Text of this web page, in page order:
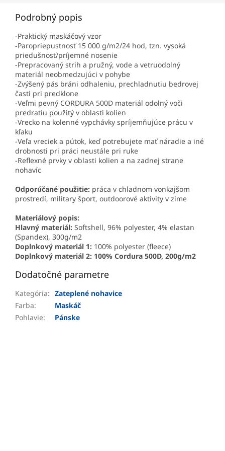
Podrobný popis
-Praktický maskáčový vzor
-Paropriepustnosť 15 000 g/m2/24 hod, tzn. vysoká
priedušnosť/príjemné nosenie
-Prepracovaný strih a pružný, vode a vetruodolný
materiál neobmedzujúci v pohybe
-Zvýšený pás bráni odhaleniu, prechladnutiu bedrovej
časti pri predklone
-Veľmi pevný CORDURA 500D materiál odolný voči
predratiu použitý v oblasti kolien
-Vrecko na kolenné vypchávky spríjemňujúce prácu v
kľaku
-Veľa vreciek a pútok, keď potrebujete mať náradie a iné
drobnosti pri práci neustále pri ruke
-Reflexné prvky v oblasti kolien a na zadnej strane
nohavíc
Odporúčané použitie: práca v chladnom vonkajšom
prostredí, military šport, outdoorové aktivity v zime
Materiálový popis:
Hlavný materiál: Softshell, 96% polyester, 4% elastan
(Spandex), 300g/m2
Doplnkový materiál 1: 100% polyester (fleece)
Doplnkový materiál 2: 100% Cordura 500D, 200g/m2
Dodatočné parametre
Kategória: Zateplené nohavice
Farba:
Maskáč
Pohlavie: Pánske